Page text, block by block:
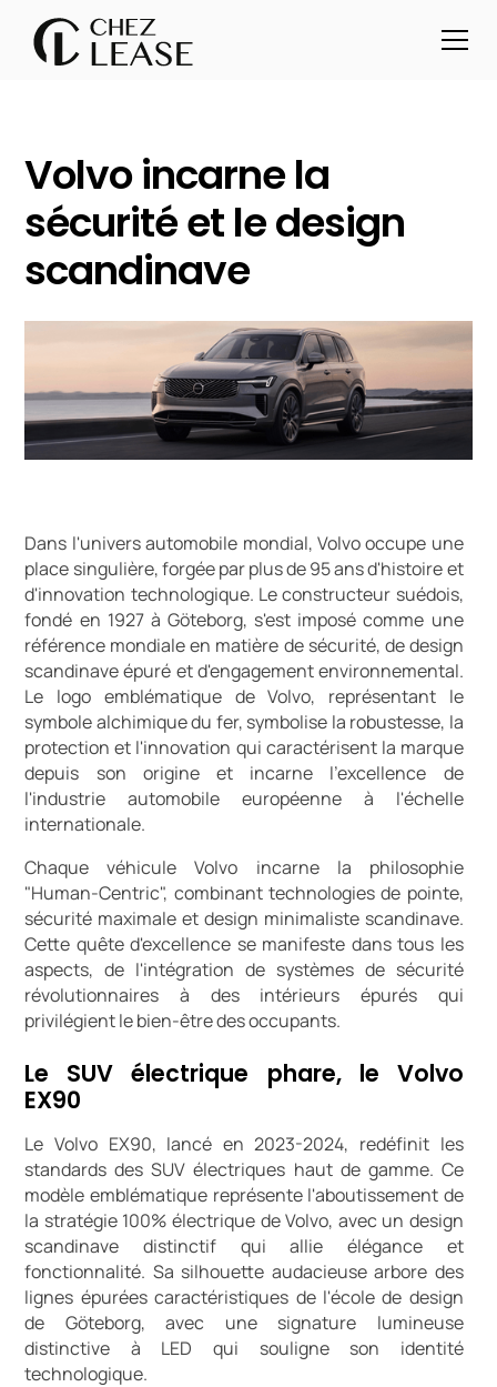
Volvo incarne la
sécurité et le design
scandinave
Dans l'univers automobile mondial, Volvo occupe une
place singulière, forgée par plus de 95 ans d'histoire et
d'innovation technologique. Le constructeur suédois,
fondé en 1927 à Göteborg, s'est imposé comme une
référence mondiale en matière de sécurité, de design
scandinave épuré et d'engagement environnemental.
Le logo emblématique de Volvo, représentant le
symbole alchimique du fer, symbolise la robustesse, la
protection et l'innovation qui caractérisent la marque
depuis son origine et incarne l'excellence de
l'industrie automobile européenne à l'échelle
internationale.
Chaque véhicule Volvo incarne la philosophie
"Human-Centric", combinant technologies de pointe,
sécurité maximale et design minimaliste scandinave.
Cette quête d'excellence se manifeste dans tous les
aspects, de l'intégration de systèmes de sécurité
révolutionnaires à des intérieurs épurés qui
privilégient le bien-être des occupants.
Le SUV électrique phare, le Volvo
EX90
Le Volvo EX90, lancé en 2023-2024, redéfinit les
standards des SUV électriques haut de gamme. Ce
modèle emblématique représente l'aboutissement de
la stratégie 100% électrique de Volvo, avec un design
scandinave distinctif qui allie élégance et
fonctionnalité. Sa silhouette audacieuse arbore des
lignes épurées caractéristiques de l'école de design
de Göteborg, avec une signature lumineuse
distinctive à LED qui souligne son identité
technologique.